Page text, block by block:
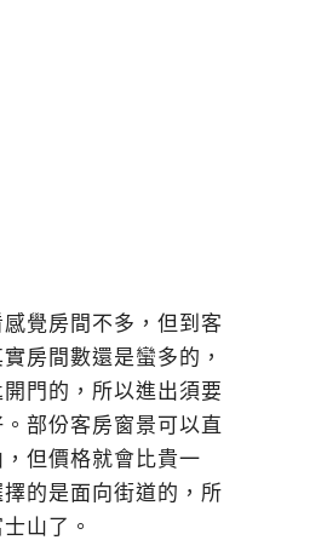
覺房間不多，但到客
房間數還是蠻多的，
門的，所以進出須要
部份客房窗景可以直
但價格就會比貴一
的是面向街道的，所
山了。